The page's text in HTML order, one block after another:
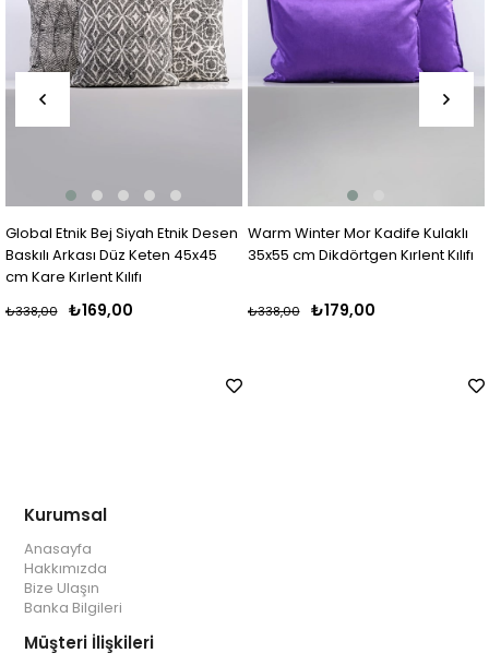
Global Etnik Bej Siyah Etnik Desen
Baskılı Arkası Düz Keten 45x45
cm Kare Kırlent Kılıfı
₺169,00
₺338,00
Warm Winter Mor Kadife Kulaklı
35x55 cm Dikdörtgen Kırlent Kılıfı
₺179,00
₺338,00
Kurumsal
Anasayfa
Hakkımızda
Bize Ulaşın
Banka Bilgileri
Müşteri İlişkileri